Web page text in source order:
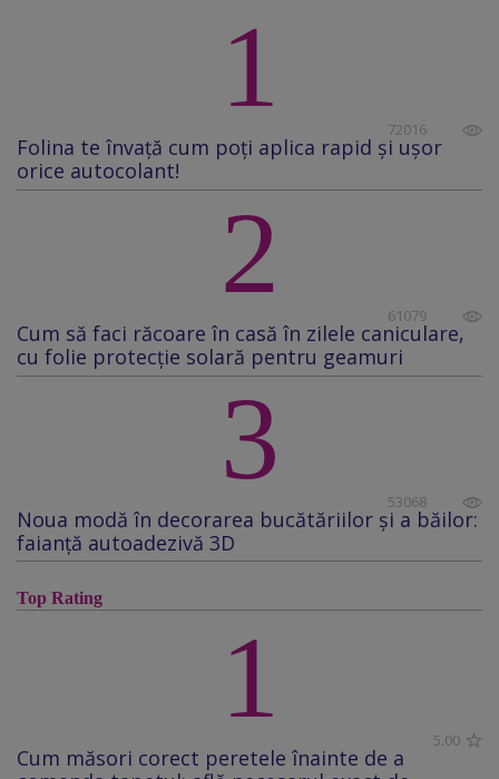
1 72016
Folina te învață cum poți aplica rapid și ușor
orice autocolant!
2 61079
Cum să faci răcoare în casă în zilele caniculare,
cu folie protecţie solară pentru geamuri
3 53068
Noua modă în decorarea bucătăriilor și a băilor:
faianță autoadezivă 3D
Top Rating
1 5.00
Cum măsori corect peretele înainte de a